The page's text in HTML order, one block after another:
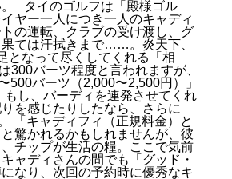
タイのゴルフは「殿様ゴル
ヤー一人につき一人のキャディ
の運転、クラブの受け渡し、グ
ては汗拭きまで……。炎天下、
となって尽くしてくれる「相
バーツ程度と言われますが、
500バーツ（2,000〜2,500円）」
し、バーディを連発させてくれ
を感じたりしたなら、さらに
「キャディフィ（正規料金）と
驚かれるかもしれませんが、彼
チップが生活の糧。ここで気前
ャディさんの間でも「グッド・
なり、次回の予約時に優秀なキ